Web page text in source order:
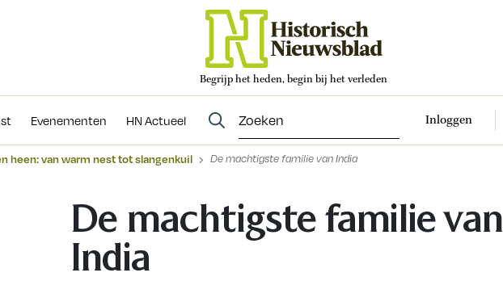
Begrijp het heden, begin bij het verleden
Evenementen HN Actueel Inloggen
Evenementen
heen: van warm nest tot slangenkuil De machtigste familie van India
De machtigste familie van
India